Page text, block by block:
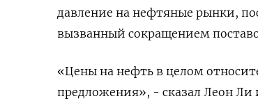
давление на нефтяные рынки,
вызванный сокращением
«Цены на нефть в целом
предложения», - сказал Леон Ли